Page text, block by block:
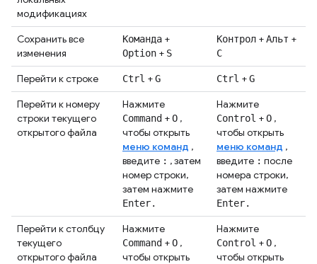
модификациях
Сохранить все
изменения
Команда +
Option + S
Контрол +Альт +
С
Перейти к строке Ctrl +G Ctrl +G
Перейти к номеру
строки текущего
открытого файла
Нажмите
Command +O ,
чтобы открыть
меню команд ,
введите : , затем
номер строки,
затем нажмите
Enter.
Нажмите
Control +O ,
чтобы открыть
меню команд ,
введите : после
номера строки,
затем нажмите
Enter.
Перейти к столбцу
текущего
открытого файла
Нажмите
Command +O ,
чтобы открыть
Нажмите
Control +O ,
чтобы открыть